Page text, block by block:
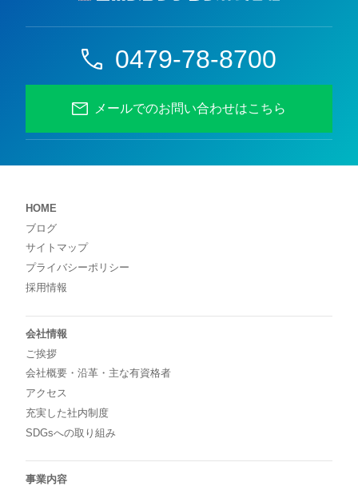
0479-78-8700
メールでのお問い合わせはこちら
HOME
ブログ
サイトマップ
プライバシーポリシー
採用情報
会社情報
ご挨拶
会社概要・沿革・主な有資格者
アクセス
充実した社内制度
SDGsへの取り組み
事業内容